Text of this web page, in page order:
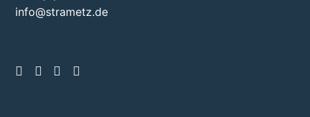
info@strametz.de